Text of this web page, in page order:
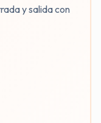
y salida con